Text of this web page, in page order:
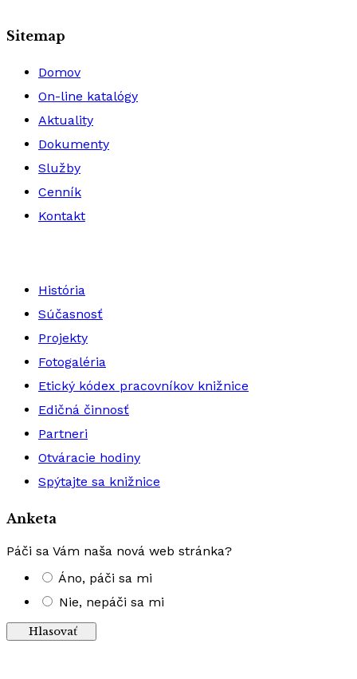
Sitemap
Domov
On-line katalógy
Aktuality
Dokumenty
Služby
Cenník
Kontakt
História
Súčasnosť
Projekty
Fotogaléria
Etický kódex pracovníkov knižnice
Edičná činnosť
Partneri
Otváracie hodiny
Spýtajte sa knižnice
Anketa
Páči sa Vám naša nová web stránka?
Áno, páči sa mi
Nie, nepáči sa mi